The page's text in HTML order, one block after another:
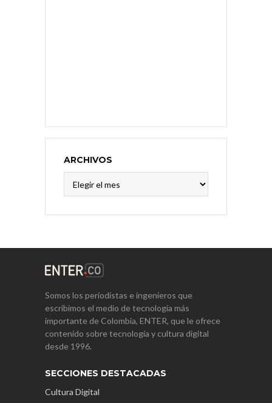
ARCHIVOS
Somos los periodistas e ingenieros que
escribimos el medio de tecnología más
importante de Colombia, ENTER, que le ofrece
contenido sobre tecnología y cultura digital
desde 1996.
SECCIONES DESTACADAS
Cultura Digital